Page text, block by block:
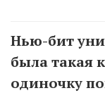
Нью-бит
была такая
одиночку